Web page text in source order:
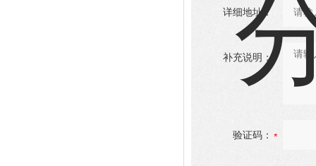
详细地址：
补充说明：
验证码：